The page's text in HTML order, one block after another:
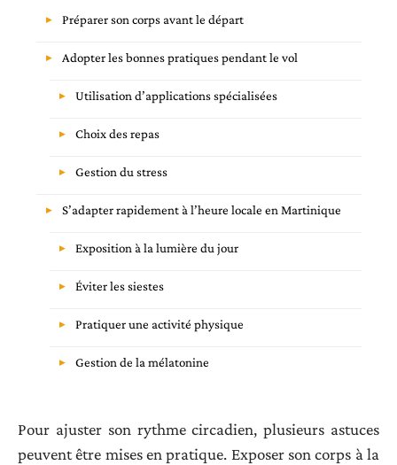
Préparer son corps avant le départ
Adopter les bonnes pratiques pendant le vol
Utilisation d’applications spécialisées
Choix des repas
Gestion du stress
S’adapter rapidement à l’heure locale en Martinique
Exposition à la lumière du jour
Éviter les siestes
Pratiquer une activité physique
Gestion de la mélatonine
Pour ajuster son rythme circadien, plusieurs astuces
peuvent être mises en pratique. Exposer son corps à la